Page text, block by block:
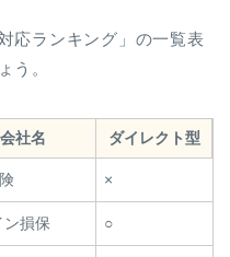
応ランキング」の一覧表
う。
社名 ダイレクト型
×
損保 ○